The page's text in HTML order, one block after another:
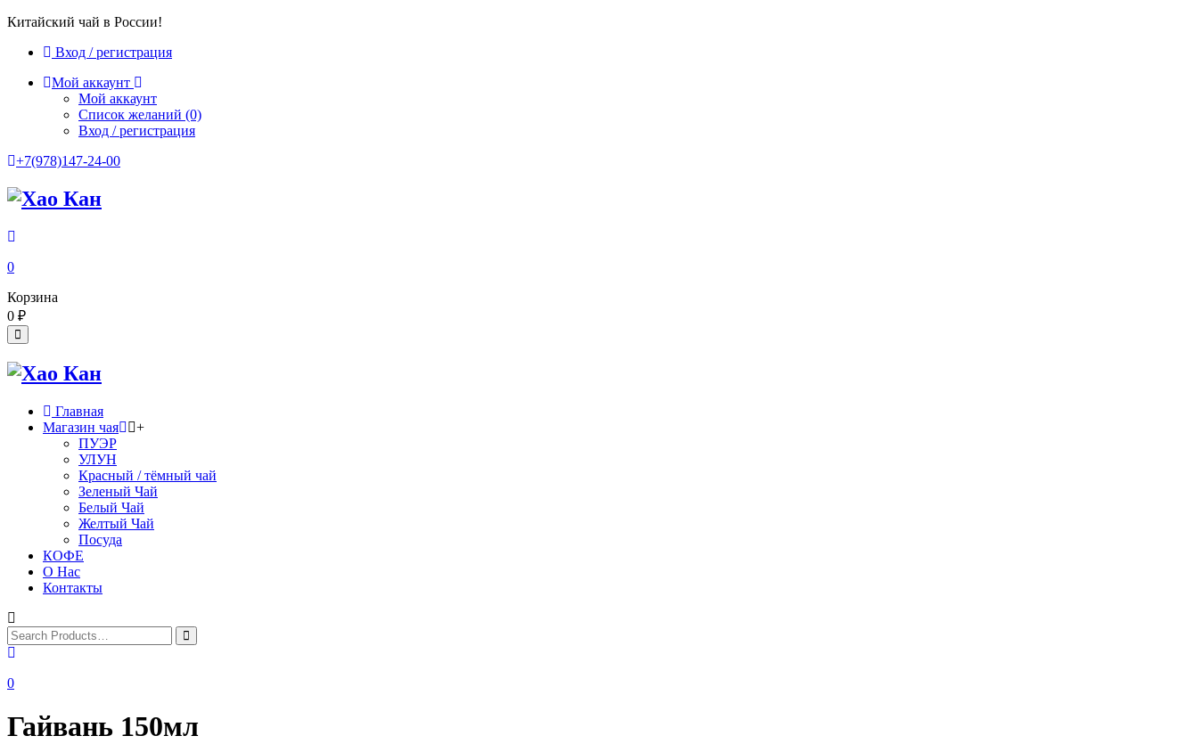
Китайский чай в России!
Вход / регистрация
Мой аккаунт
Мой аккаунт
Список желаний (0)
Вход / регистрация
+7(978)147-24-00
0
Корзина
0 ₽
Главная
Магазин чая
+
ПУЭР
УЛУН
Красный / тёмный чай
Зеленый Чай
Белый Чай
Желтый Чай
Посуда
КОФЕ
О Нас
Контакты
0
Гайвань 150мл